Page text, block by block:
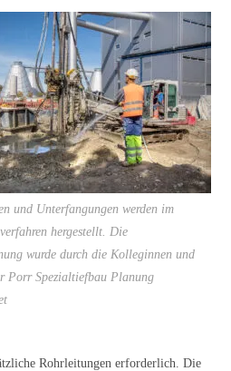
und Unterfangungen werden im
hergestellt. Die
wurde durch die Kolleginnen und
Porr Spezialtiefbau Planung
Rohrleitungen erforderlich. Die